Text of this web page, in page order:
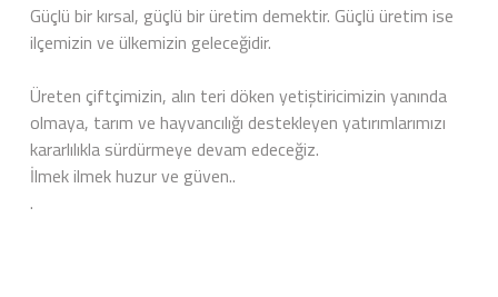
Güçlü bir kırsal, güçlü bir üretim demektir. Güçlü üretim ise
ilçemizin ve ülkemizin geleceğidir.
Üreten çiftçimizin, alın teri döken yetiştiricimizin yanında
olmaya, tarım ve hayvancılığı destekleyen yatırımlarımızı
kararlılıkla sürdürmeye devam edeceğiz.
İlmek ilmek huzur ve güven..
.